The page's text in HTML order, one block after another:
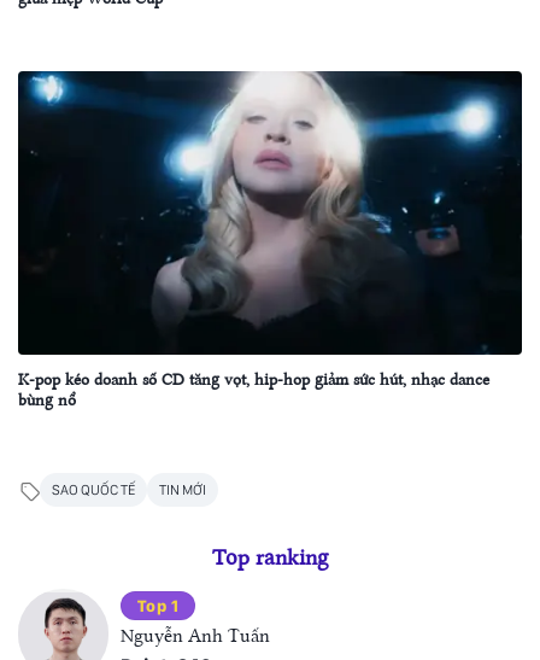
K-pop kéo doanh số CD tăng vọt, hip-hop giảm sức hút, nhạc dance
bùng nổ
SAO QUỐC TẾ TIN MỚI
Top ranking
Top 1
Nguyễn Anh Tuấn